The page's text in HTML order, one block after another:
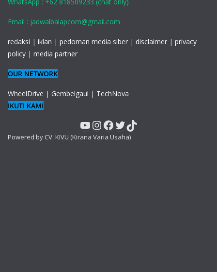
Email : jadwalbalapcom@gmail.com
redaksi | iklan | pedoman media siber | disclaimer | privacy
policy | media partner
OUR NETWORK
WheelDrive | Gembelgaul | TechNova
IKUTI KAMI
YouTube
Instagram
Facebook
Twitter
TikTok
Powered by CV. KIVU (Kirana Varia Usaha)